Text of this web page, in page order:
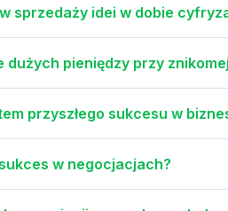
sprzedaży idei w dobie
pieniędzy przy
przyszłego sukcesu w
w negocjacjach?